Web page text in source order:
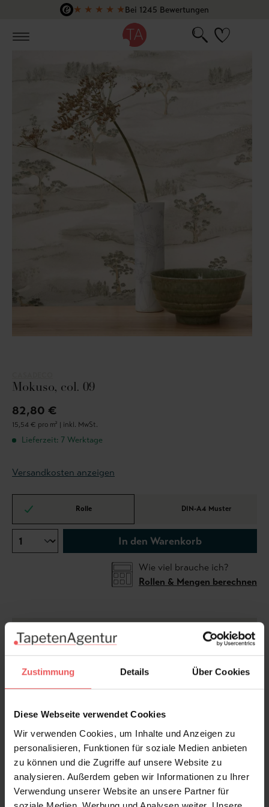
Zustimmung Details Über Cookies
Diese Webseite verwendet Cookies
Wir verwenden Cookies, um Inhalte und Anzeigen zu
personalisieren, Funktionen für soziale Medien anbieten
zu können und die Zugriffe auf unsere Website zu
analysieren. Außerdem geben wir Informationen zu Ihrer
Verwendung unserer Website an unsere Partner für
Zum Hauptinhalt springen
★ ★ ★ ★ ★Bei 1245 Bewertungen
Mokuso, col. 09
82,80 €
15,54 € pro m² | inkl. MwSt.
Lieferzeit: 7 Werktage
Versandkosten anzeigen
Rolle DIN-A4 Muster
In den Warenkorb
Wie viel brauche ich?
Rollen & Mengen berechnen
Mokuso, col. 09 zeigt eine ruhige, poetische
Landschaftskomposition mit sanften Hügeln,
harmonische Farbgebung in Creme, Greige, Beige und
soften Salbeitönen verleiht dem Design eine leichte,
Landschaftselemente erinnern an traditionelle
asiatische Tuschezeichnungen und schaffen eine
elegante Tiefenwirkung mit natürlichem Charakter.
Ideal für stilvolle Wohnräume, Schlafzimmer oder
Interior-Konzepte mit minimalistischer Ruhe und
zeitloser Natürlichkeit.